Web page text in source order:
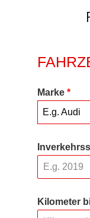
Marke *
E.g. Audi
Kilometer